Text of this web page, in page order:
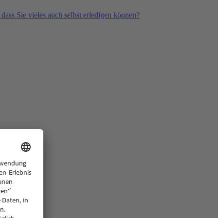
Sie vieles auch selbst erledigen können?